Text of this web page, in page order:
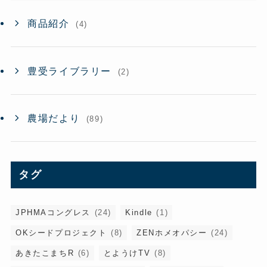
商品紹介 (4)
豊受ライブラリー (2)
農場だより (89)
タグ
JPHMAコングレス (24) Kindle (1)
OKシードプロジェクト (8) ZENホメオパシー (24)
あきたこまちR (6) とようけTV (8)